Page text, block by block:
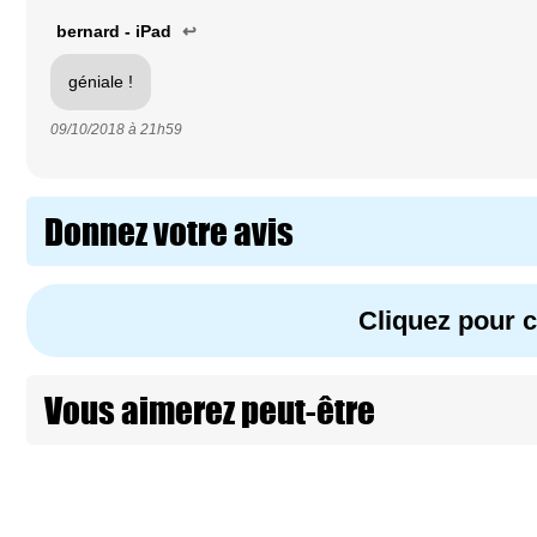
bernard - iPad ↩
géniale !
09/10/2018 à 21h59
Donnez votre avis
Cliquez pour
Vous aimerez peut-être